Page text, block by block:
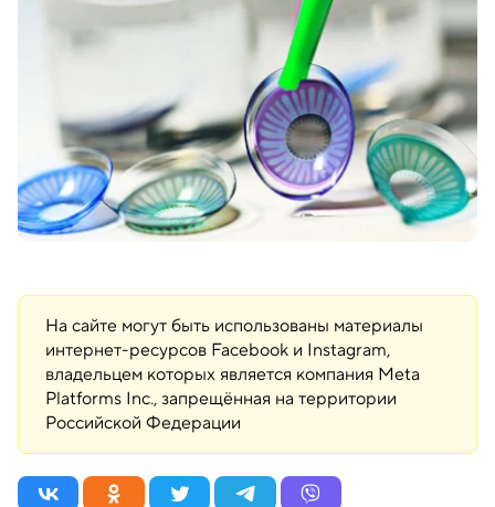
На сайте могут быть использованы материалы
интернет-ресурсов Facebook и Instagram,
владельцем которых является компания Meta
Platforms Inc., запрещённая на территории
Российской Федерации